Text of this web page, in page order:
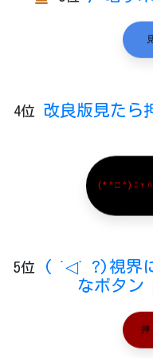
4位 改良版見たら
(*^□^)ﾆｬ
5位
( ˙◁˙ ?)視界
なボタン